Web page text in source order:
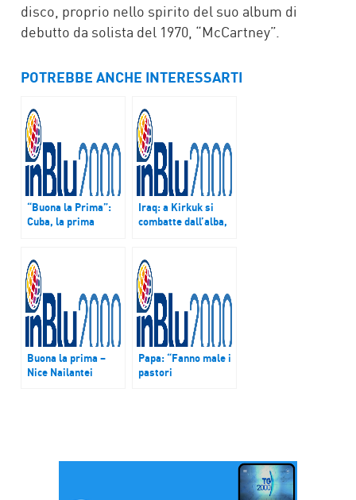
disco, proprio nello spirito del suo album di
debutto da solista del 1970, “McCartney”.
POTREBBE ANCHE INTERESSARTI
“Buona la Prima”:
Cuba, la prima
Francesco
Iraq: a Kirkuk si
combatte dall’alba,
Buona la prima –
Nice Nailantei
Papa: “Fanno male i
pastori